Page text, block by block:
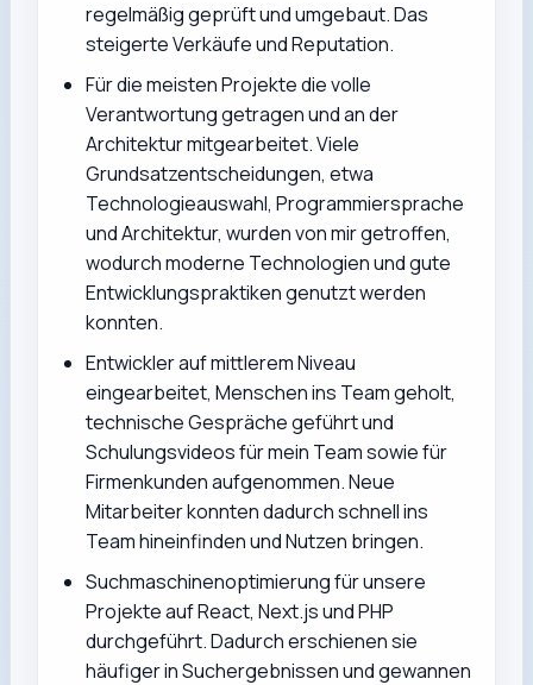
regelmäßig geprüft und umgebaut. Das
steigerte Verkäufe und Reputation.
Für die meisten Projekte die volle
Verantwortung getragen und an der
Architektur mitgearbeitet. Viele
Grundsatzentscheidungen, etwa
Technologieauswahl, Programmiersprache
und Architektur, wurden von mir getroffen,
wodurch moderne Technologien und gute
Entwicklungspraktiken genutzt werden
konnten.
Entwickler auf mittlerem Niveau
eingearbeitet, Menschen ins Team geholt,
technische Gespräche geführt und
Schulungsvideos für mein Team sowie für
Firmenkunden aufgenommen. Neue
Mitarbeiter konnten dadurch schnell ins
Team hineinfinden und Nutzen bringen.
Suchmaschinenoptimierung für unsere
Projekte auf React, Next.js und PHP
durchgeführt. Dadurch erschienen sie
häufiger in Suchergebnissen und gewannen